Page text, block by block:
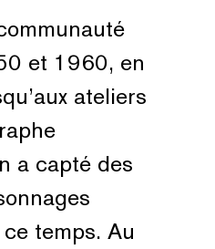
et 1960, en
ateliers
a capté des
temps. Au